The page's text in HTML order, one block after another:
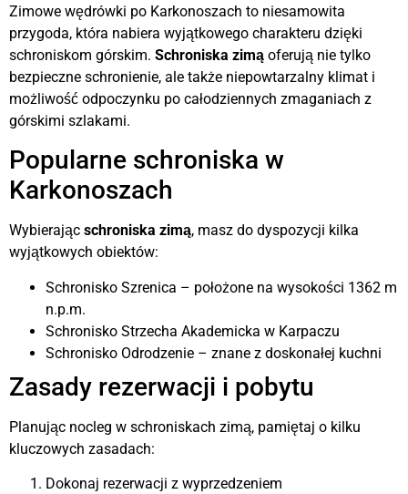
Zimowe wędrówki po Karkonoszach to niesamowita
przygoda, która nabiera wyjątkowego charakteru dzięki
schroniskom górskim. Schroniska zimą oferują nie tylko
bezpieczne schronienie, ale także niepowtarzalny klimat i
możliwość odpoczynku po całodziennych zmaganiach z
górskimi szlakami.
Popularne schroniska w
Karkonoszach
Wybierając schroniska zimą, masz do dyspozycji kilka
wyjątkowych obiektów:
Schronisko Szrenica – położone na wysokości 1362 m
n.p.m.
Schronisko Strzecha Akademicka w Karpaczu
Schronisko Odrodzenie – znane z doskonałej kuchni
Zasady rezerwacji i pobytu
Planując nocleg w schroniskach zimą, pamiętaj o kilku
kluczowych zasadach:
Dokonaj rezerwacji z wyprzedzeniem